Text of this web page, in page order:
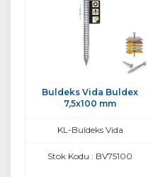
Buldeks Vida Buldex
7,5x100 mm
KL-Buldeks Vida
Stok Kodu : BV75100